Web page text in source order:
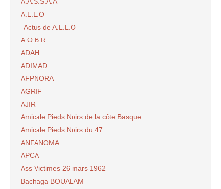
A.L.L.O
Actus de A.L.L.O
A.O.B.R
ADAH
ADIMAD
AFPNORA
AGRIF
AJIR
Amicale Pieds Noirs de la côte Basque
Amicale Pieds Noirs du 47
ANFANOMA
APCA
Ass Victimes 26 mars 1962
Bachaga BOUALAM